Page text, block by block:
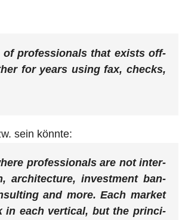
of pro­fes­sio­nals that exists off­
for years using fax, checks,
sein könnte:
pro­fes­sio­nals are not inter­
archi­tec­tu­re, invest­ment ban­
and more. Each mar­ket
in each ver­ti­cal, but the prin­ci­